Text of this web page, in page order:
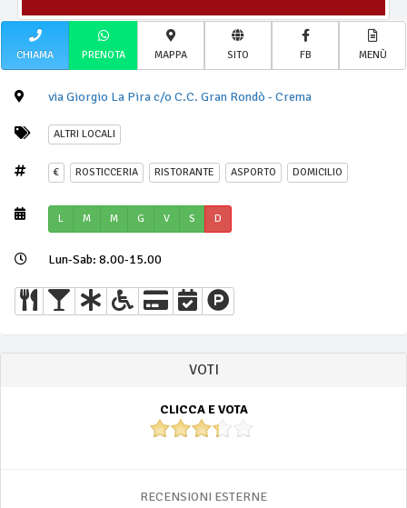
CHIAMA PRENOTA MAPPA SITO FB MENÙ
via Giorgio La Pira c/o C.C. Gran Rondò - Crema
ALTRI LOCALI
€ ROSTICCERIA RISTORANTE ASPORTO DOMICILIO
L M M G V S D
Lun-Sab: 8.00-15.00
VOTI
CLICCA E VOTA
RECENSIONI ESTERNE